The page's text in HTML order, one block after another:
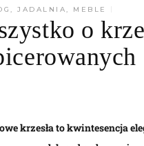
,JADALNIA, MEBLE
o
krzesła to kwintesencja